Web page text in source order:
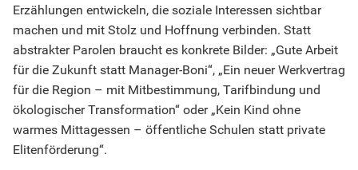
Erzählungen entwickeln, die soziale Interessen sichtbar
machen und mit Stolz und Hoffnung verbinden. Statt
abstrakter Parolen braucht es konkrete Bilder: „Gute Arbeit
für die Zukunft statt Manager-Boni“, „Ein neuer Werkvertrag
für die Region – mit Mitbestimmung, Tarifbindung und
ökologischer Transformation“ oder „Kein Kind ohne
warmes Mittagessen – öffentliche Schulen statt private
Elitenförderung“.